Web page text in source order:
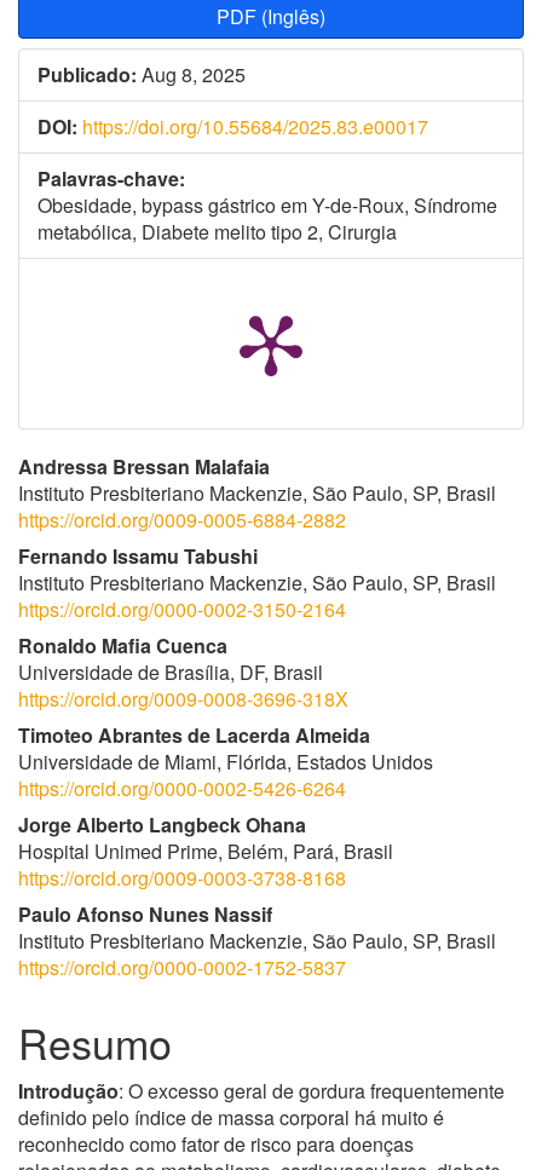
PDF (Inglês)
Publicado: Aug 8, 2025
DOI: https://doi.org/10.55684/2025.83.e00017
Palavras-chave:
Obesidade, bypass gástrico em Y-de-Roux, Síndrome
metabólica, Diabete melito tipo 2, Cirurgia
Conteúdo
do
artigo
principal
Andressa Bressan Malafaia
Instituto Presbiteriano Mackenzie, São Paulo, SP, Brasil
https://orcid.org/0009-0005-6884-2882
Fernando Issamu Tabushi
Instituto Presbiteriano Mackenzie, São Paulo, SP, Brasil
https://orcid.org/0000-0002-3150-2164
Ronaldo Mafia Cuenca
Universidade de Brasília, DF, Brasil
https://orcid.org/0009-0008-3696-318X
Timoteo Abrantes de Lacerda Almeida
Universidade de Miami, Flórida, Estados Unidos
https://orcid.org/0000-0002-5426-6264
Jorge Alberto Langbeck Ohana
Hospital Unimed Prime, Belém, Pará, Brasil
https://orcid.org/0009-0003-3738-8168
Paulo Afonso Nunes Nassif
Instituto Presbiteriano Mackenzie, São Paulo, SP, Brasil
https://orcid.org/0000-0002-1752-5837
Resumo
Introdução: O excesso geral de gordura frequentemente
definido pelo índice de massa corporal há muito é
reconhecido como fator de risco para doenças